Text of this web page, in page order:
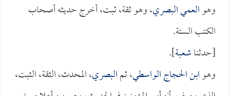
وهوالعمي البصري، وهو ثقة، ثبت، أخرج حديثه أصحاب
الكتب الستة.
[حدثناشعبة].
وهوابن الحجاج الواسطي، ثمالبصري، المحدث، الثقة، الثبت،